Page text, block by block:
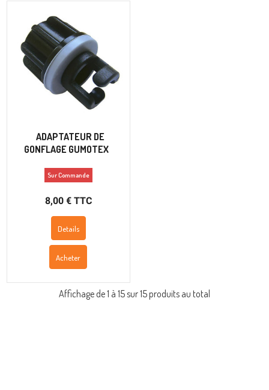
ADAPTATEUR DE
GONFLAGE GUMOTEX
Sur Commande
8,00 € TTC
Details
Acheter
Affichage de 1 à 15 sur 15 produits au total